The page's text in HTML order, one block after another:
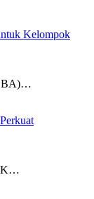
Kelompok